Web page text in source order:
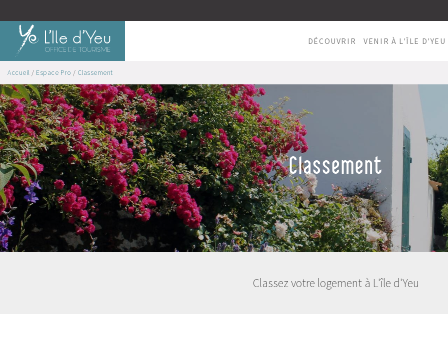
DÉCOUVRIR VENIR À L'ÎLE D'YEU
Accueil / Espace Pro / Classement
Classement
Classez votre logement à L'île d'Yeu